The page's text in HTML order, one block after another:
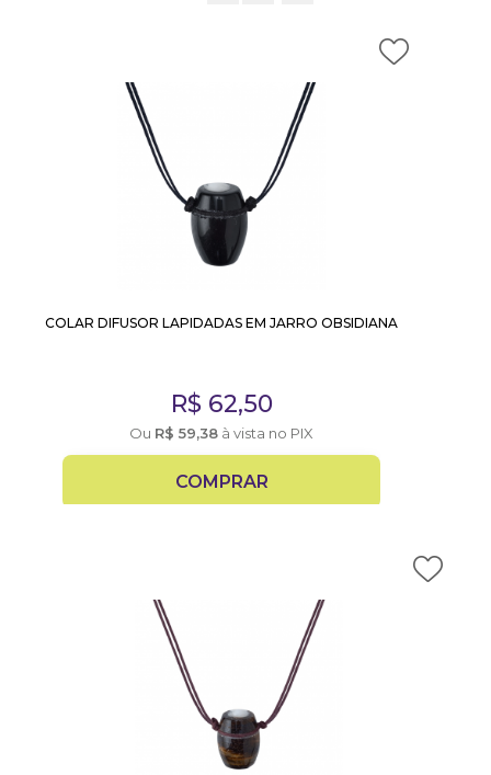
COLAR DIFUSOR LAPIDADAS EM JARRO OBSIDIANA
R$ 62,50
Ou R$ 59,38 à vista no PIX
COMPRAR